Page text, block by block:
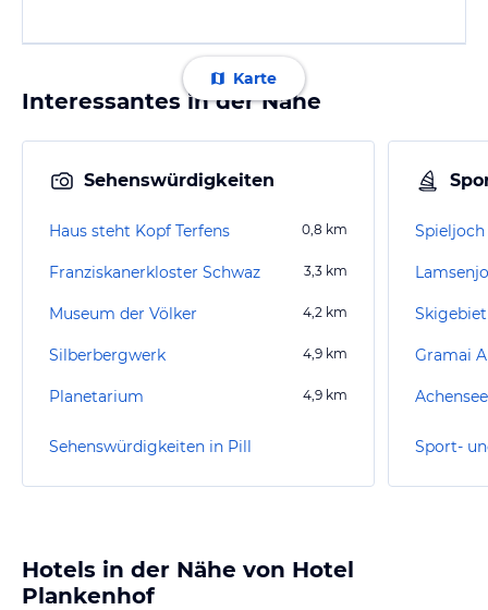
Karte
Interessantes in der Nähe
Sehenswürdigkeiten
Haus steht Kopf Terfens 0,8 km
Franziskanerkloster Schwaz 3,3 km
Museum der Völker 4,2 km
Silberbergwerk 4,9 km
Planetarium 4,9 km
Sehenswürdigkeiten in Pill
Skigebiet
Gramai
Sport-
Hotels in der Nähe von Hotel
Plankenhof